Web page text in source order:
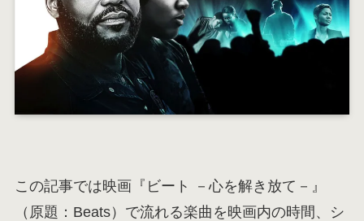
この記事では映画『ビート －心を解き放て－』
（原題：Beats）で流れる楽曲を映画内の時間、シ